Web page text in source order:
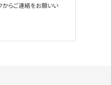
からご連絡をお願いい